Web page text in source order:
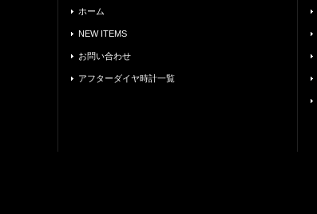
ホーム
NEW ITEMS
お問い合わせ
アフターダイヤ時計一覧